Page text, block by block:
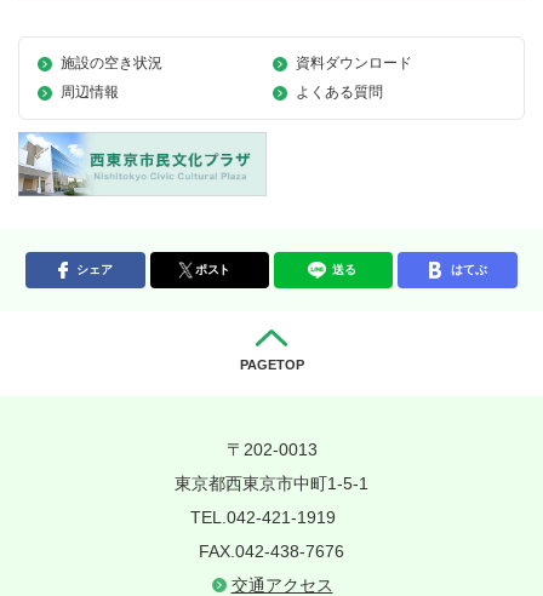
施設の空き状況
資料ダウンロード
周辺情報
よくある質問
シェア ポスト 送る はてぶ
PAGETOP
〒202-0013
東京都西東京市中町1-5-1
TEL.042-421-1919
FAX.042-438-7676
交通アクセス